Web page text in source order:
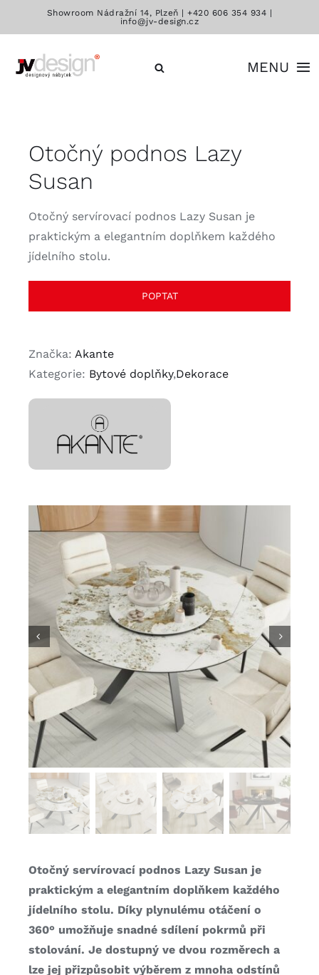
PřeskočitShowroom Nádražní 14, Plzeň |+420 606 354 934 |
info@jv-design.cz
MENU
Značky
Otočný podnos Lazy
Susan
Otočný servírovací podnos Lazy Susan je
praktickým a elegantním doplňkem každého
jídelního stolu.
POPTAT
Značka: Akante
Kategorie: Bytové doplňky,Dekorace
Otočný servírovací podnos Lazy Susan je
praktickým a elegantním doplňkem každého
jídelního stolu. Díky plynulému otáčení o
360° umožňuje snadné sdílení pokrmů při
stolování. Je dostupný ve dvou rozměrech a
lze jej přizpůsobit výběrem z mnoha odstínů